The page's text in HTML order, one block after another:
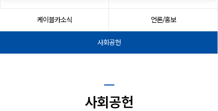
케이블카소식 언론/홍보
사회공헌
사회공헌